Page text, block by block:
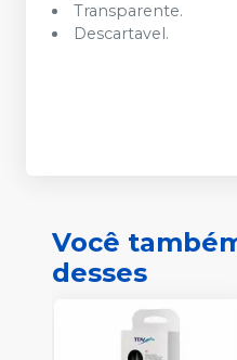
Transparente.
Descartavel.
Você
desses